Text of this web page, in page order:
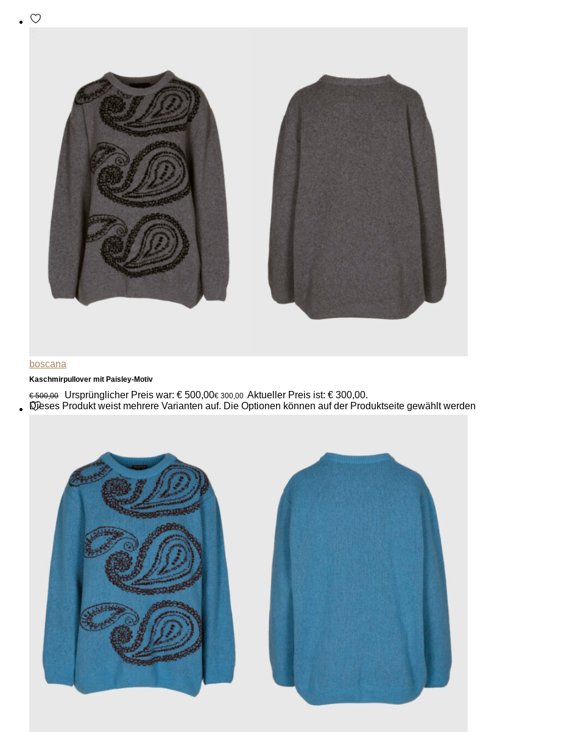
boscana
Kaschmirpullover mit Paisley-Motiv
€500,00 Ursprünglicher Preis war: € 500,00€ 300,00 Aktueller Preis ist: € 300,00.
Dieses Produkt weist mehrere Varianten auf. Die Optionen können auf der Produktseite gewählt werden